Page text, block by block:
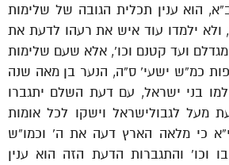
הוא ענין תכלית הגובה של שלימות
ולא ילמדו עוד איש את רעהו לדעת את
מגדלם ועד קטנם וכו’, אלא שעם שלימות
כמ”ש ישעי’ ס”ה, הנער בן מאה שנה
בני ישראל, עם דעת השלם יתגברו
מעל לגבולישראל וישקו לכל אומות
כי מלאה הארץ דעה את ה’ וכמו”ש
וכו’ והתגברות הדעת הזה הוא ענין